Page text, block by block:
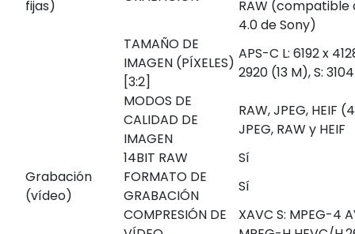
fijas)
RAW (compatible
4.0 de Sony)
TAMAÑO DE
IMAGEN (PÍXELES)
[3:2]
APS-C L: 6192 x
2920 (13 M), S:
MODOS DE
CALIDAD DE
IMAGEN
RAW, JPEG, HEIF
JPEG, RAW y HEIF
14BIT RAW
Sí
Grabación
(vídeo)
FORMATO DE
GRABACIÓN
Sí
COMPRESIÓN DE
XAVC S: MPEG-4